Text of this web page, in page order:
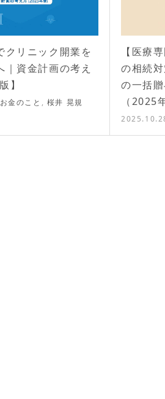
クリニック開業を
｜資金計画の考え
】
お金のこと , 桜井 晃規
【医療
の相続
の一括
（2025